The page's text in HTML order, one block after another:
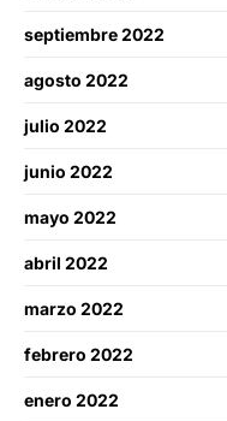
septiembre 2022
agosto 2022
julio 2022
junio 2022
mayo 2022
abril 2022
marzo 2022
febrero 2022
enero 2022